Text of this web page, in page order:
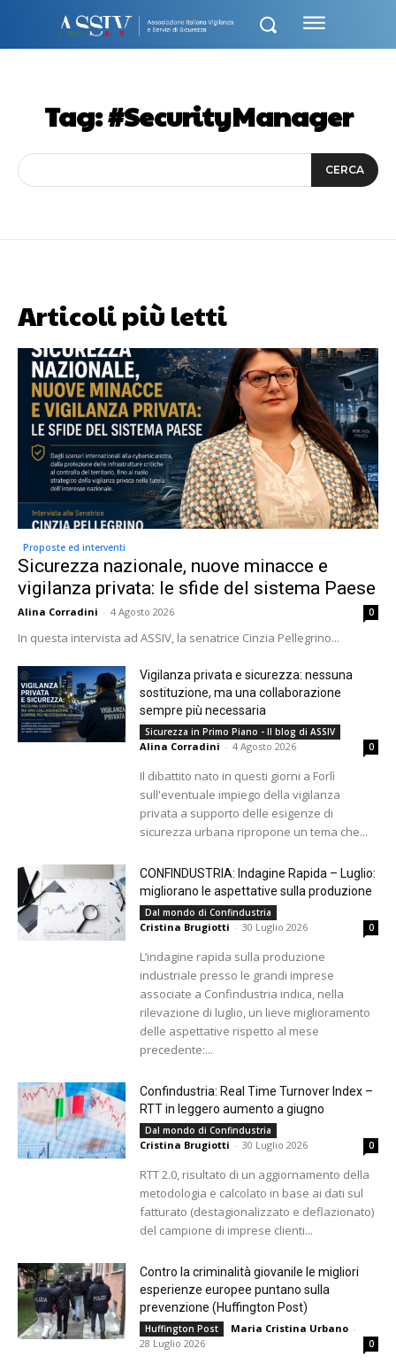
Tag:#SecurityManager
CERCA
Articoli più letti
Proposte ed interventi
Sicurezza nazionale, nuove minacce e
vigilanza privata: le sfide del sistema Paese
Alina Corradini - 4 Agosto 2026 0
In questa intervista ad ASSIV, la senatrice Cinzia Pellegrino...
Vigilanza privata e sicurezza: nessuna
sostituzione, ma una collaborazione
sempre più necessaria
Sicurezza in Primo Piano - Il blog di ASSIV
Alina Corradini - 4 Agosto 2026 0
Il dibattito nato in questi giorni a Forlì
sull'eventuale impiego della vigilanza
privata a supporto delle esigenze di
sicurezza urbana ripropone un tema che...
CONFINDUSTRIA: Indagine Rapida – Luglio:
migliorano le aspettative sulla produzione
Dal mondo di Confindustria
Cristina Brugiotti - 30 Luglio 2026 0
L’indagine rapida sulla produzione
industriale presso le grandi imprese
associate a Confindustria indica, nella
rilevazione di luglio, un lieve miglioramento
delle aspettative rispetto al mese
precedente:...
Confindustria: Real Time Turnover Index –
RTT in leggero aumento a giugno
Dal mondo di Confindustria
Cristina Brugiotti - 30 Luglio 2026 0
RTT 2.0, risultato di un aggiornamento della
metodologia e calcolato in base ai dati sul
fatturato (destagionalizzato e deflazionato)
del campione di imprese clienti...
Contro la criminalità giovanile le migliori
esperienze europee puntano sulla
prevenzione (Huffington Post)
Huffington Post Maria Cristina Urbano -
28 Luglio 2026
0